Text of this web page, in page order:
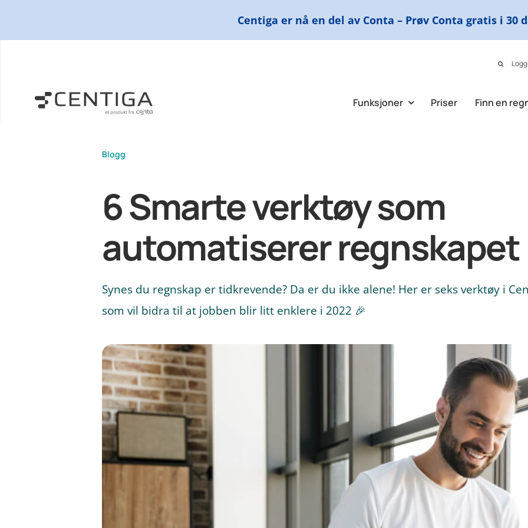
Centiga er nå en del av Conta – Prøv Conta gratis i 30
Funksjoner Priser Finn en
Blogg
6 Smarte verktøy som
automatiserer regnskapet
Synes du regnskap er tidkrevende? Da er du ikke alene! Her er seks verktøy i
som vil bidra til at jobben blir litt enklere i 2022 🎉